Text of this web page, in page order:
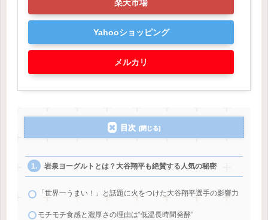
楽天市場
Yahooショッピング
メルカリ
目次
岩泉ヨーグルトとは？大谷翔平も絶賛する人気の秘密
「世界一うまい！」と話題に火をつけた大谷翔平選手の影響力
モチモチ食感と濃厚さの理由は“低温長時間発酵”